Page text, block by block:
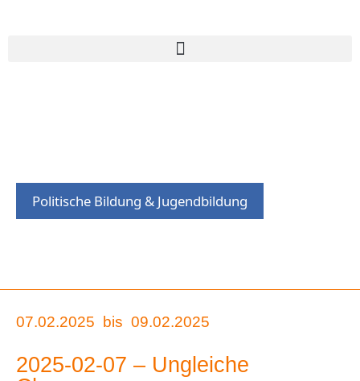
Politische Bildung & Jugendbildung
07.02.2025 bis 09.02.2025
2025-02-07 – Ungleiche